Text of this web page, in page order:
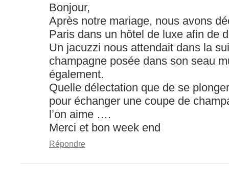
Bonjour,
Après notre mariage, nous avons
Paris dans un hôtel de luxe afin de
Un jacuzzi nous attendait dans la
champagne posée dans son seau
également.
Quelle délectation que de se
pour échanger une coupe de
l’on aime ….
Merci et bon week end
Répondre